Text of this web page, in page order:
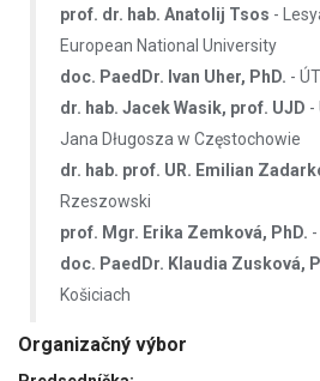
prof. dr. hab. Anatolij Tsos -
European National University
doc. PaedDr. Ivan Uher, PhD. -
dr. hab. Jacek Wasik, prof. UJD -
Jana Długosza w Częstochowie
dr. hab. prof. UR. Emilian
Rzeszowski
prof. Mgr. Erika Zemková, PhD.
doc. PaedDr. Klaudia Zusková,
Košiciach
Organizačný výbor